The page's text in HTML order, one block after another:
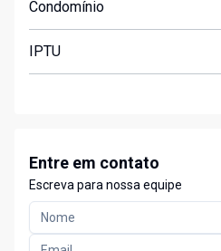
Condomínio
IPTU
Entre em contato
Escreva para nossa equipe